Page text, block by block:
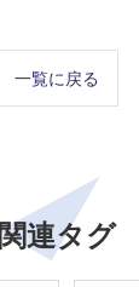
一覧に戻る
関連タグ